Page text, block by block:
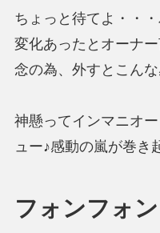
ちょっと待てよ・・
変化あったとオーナ
念の為、外すとこん
神懸ってインマニオ
ュー♪感動の嵐が巻き
フォンフォ